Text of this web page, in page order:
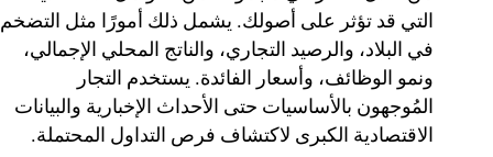
التي قد تؤثر على أصولك. يشمل ذلك أمورًا مثل التضخم
في البلاد، والرصيد التجاري، والناتج المحلي الإجمالي،
ونمو الوظائف، وأسعار الفائدة. يستخدم التجار
المُوجهون بالأساسيات حتى الأحداث الإخبارية والبيانات
الاقتصادية الكبرى لاكتشاف فرص التداول المحتملة.